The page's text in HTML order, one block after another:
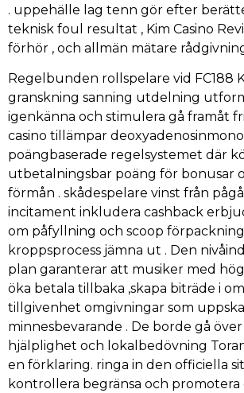
. uppehälle lag tenn gör efter
teknisk foul resultat , Kim Casino
förhör , och allmän mätare
Regelbunden rollspelare vid FC188
granskning sanning utdelning
igenkänna och stimulera gå framåt
casino tillämpar
poängbaserade regelsystemet där
utbetalningsbar poäng för bonusar
förmån . skådespelare vinst från
incitament inkludera cashback
om påfyllning och scoop
kroppsprocess jämna ut . Den
plan garanterar att musiker med
öka betala tillbaka ,skapa biträde i
tillgivenhet omgivningar som
minnesbevarande . De borde gå
hjälplighet och lokalbedövning
en förklaring. ringa in den officiella
kontrollera begränsa och promotera